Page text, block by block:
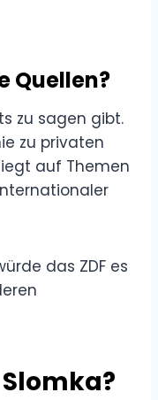
Quellen?
zu sagen gibt.
zu privaten
auf Themen
das ZDF es